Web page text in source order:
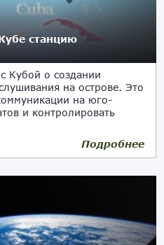
станцию
Кубой о создании
на острове. Это
на юго-
и контролировать
Подробнее